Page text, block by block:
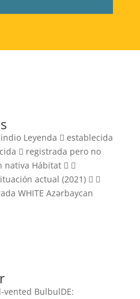
Leyenda  establecida
 registrada pero no
nativa Hábitat  
actual (2021)  
WHITE Azərbaycan
vented BulbulDE: